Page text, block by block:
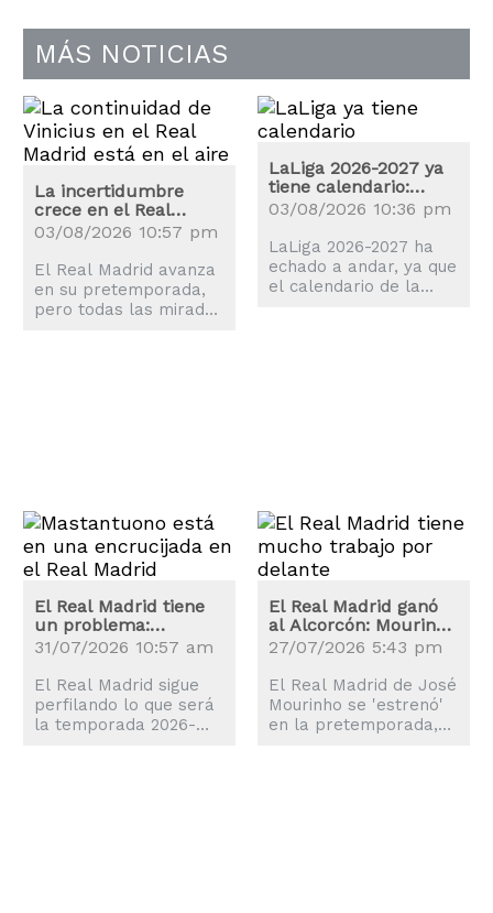
MÁS NOTICIAS
La incertidumbre
crece en el Real
Madrid: ¿Renovará
03/08/2026 10:57 pm
El Real Madrid avanza
en su pretemporada,
pero todas las miradas
LaLiga 2026-2027 ya
tiene calendario:
estas son las fechas
03/08/2026 10:36 pm
LaLiga 2026-2027 ha
echado a andar, ya que
el calendario de la
El Real Madrid tiene
un problema:
Mastantuono
Bernabéu
31/07/2026 10:57 am
El Real Madrid sigue
perfilando lo que será
la temporada 2026-
El Real Madrid ganó
al Alcorcón: Mourinho
tiene mucho trabajo
27/07/2026 5:43 pm
El Real Madrid de José
Mourinho se 'estrenó'
en la pretemporada,